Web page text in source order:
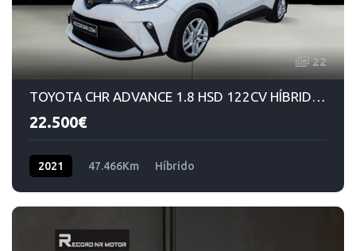
22
TOYOTA CHR ADVANCE 1.8 HSD 122CV HÍBRIDO/GASOLINA AUTOMÁTICO
22.500€
2021 47.466Km Híbrido